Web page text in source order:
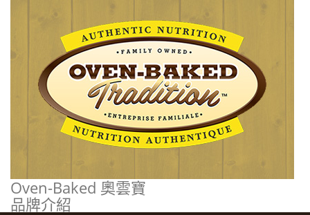
Oven-Baked 奧雲寶
品牌介紹